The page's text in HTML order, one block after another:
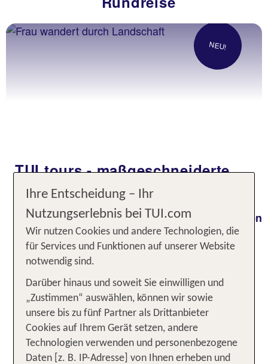
NEU!
TUI tours - maßgeschneiderte
Reiseerlebnisse
Gestalte deineTraumrundreiseganz nach deinen
Wünschen! Ob Thailand, USA, Südafrika oder
einen Citytrip in Europa: Bei TUI tours kannst du
Flüge, Hotels, Mietwagen und Ausflüge vor
Ortflexibel selbst zusammenstellen– alles aus
einer Hand, bequem online buchbar. Ob Natur,
Kultur oder Abenteuer – du bestimmst Tempo,
Route und Erlebnis. Entdecke die Welt auf deine
Art – mit der Sicherheit und Erfahrung von TUI an
deiner Seite.
Ihre Entscheidung – Ihr
Nutzungserlebnis bei TUI.com
Wir nutzen Cookies und andere Technologien, die
für Services und Funktionen auf unserer Website
notwendig sind.
Darüber hinaus und soweit Sie einwilligen und
„Zustimmen“ auswählen, können wir sowie
unsere bis zu fünf Partner als Drittanbieter
Cookies auf Ihrem Gerät setzen, andere
Technologien verwenden und personenbezogene
Daten [z. B. IP-Adresse] von Ihnen erheben und